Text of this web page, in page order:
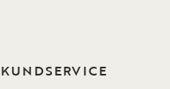
KUNDSERVICE